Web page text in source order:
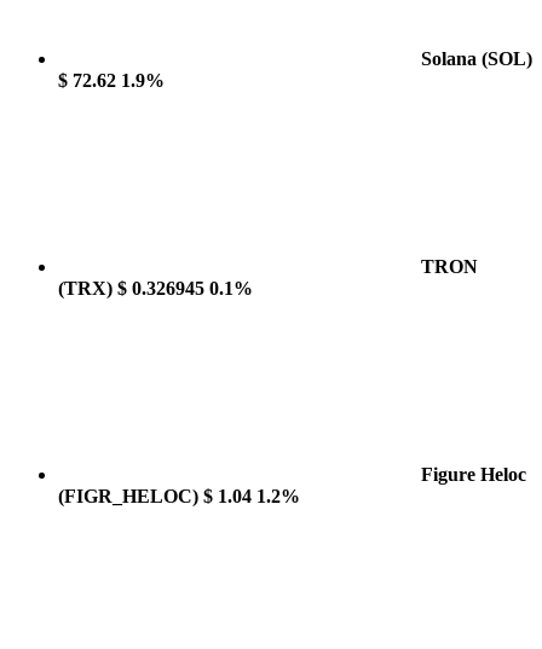
Solana (SOL)
$ 72.62 1.9%
TRON
(TRX) $ 0.326945 0.1%
Figure Heloc
(FIGR_HELOC) $ 1.04 1.2%